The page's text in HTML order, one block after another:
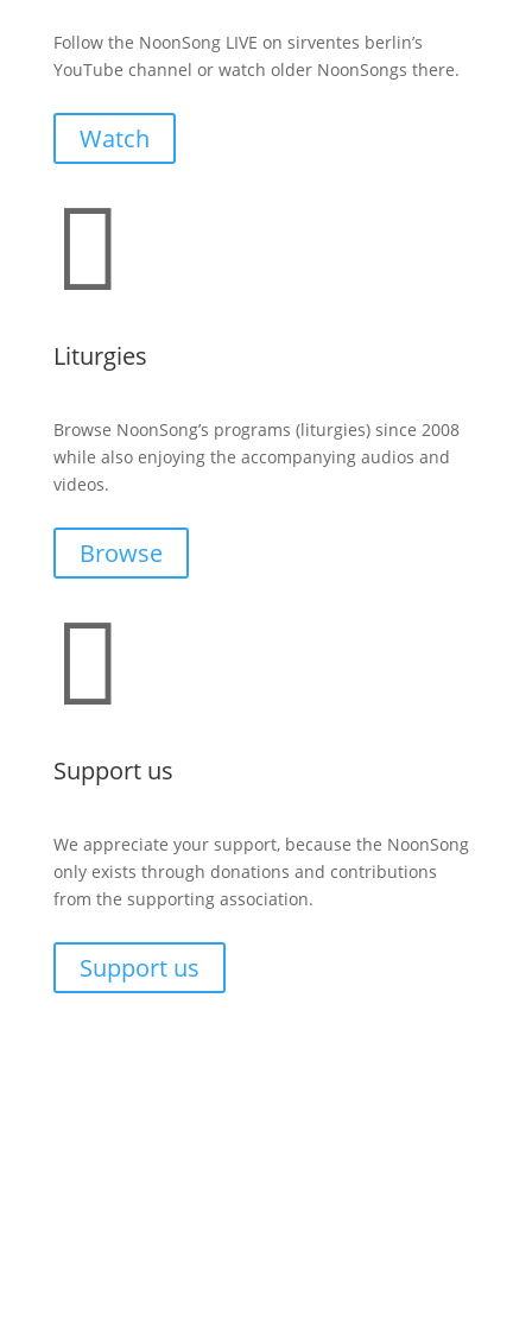
Follow the NoonSong LIVE on sirventes berlin’s
YouTube channel or watch older NoonSongs there.
Watch

Liturgies
Browse NoonSong’s programs (liturgies) since 2008
while also enjoying the accompanying audios and
videos.
Browse

Support us
We appreciate your support, because the NoonSong
only exists through donations and contributions
from the supporting association.
Support us